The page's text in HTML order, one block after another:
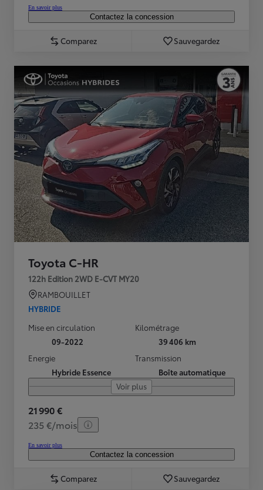
En savoir plus
Contactez la concession
Comparez Sauvegardez
Toyota C-HR
122h Edition 2WD E-CVT MY20
RAMBOUILLET
HYBRIDE
Mise en circulation
09-2022
Kilométrage
39 406 km
Energie
Hybride Essence
Transmission
Boîte automatique
Voir plus
21 990 €
235 €/mois
En savoir plus
Contactez la concession
Comparez Sauvegardez